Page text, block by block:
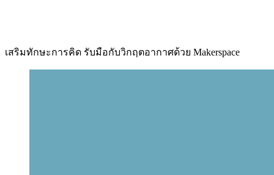
เสริมทักษะการคิด รับมือกับวิกฤตอากาศด้วย Makerspace